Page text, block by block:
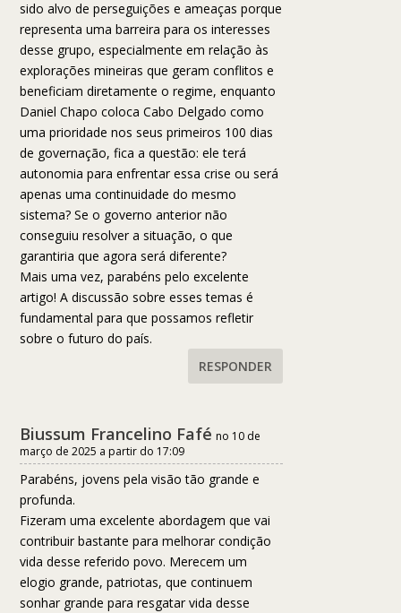
sido alvo de perseguições e ameaças porque
representa uma barreira para os interesses
desse grupo, especialmente em relação às
explorações mineiras que geram conflitos e
beneficiam diretamente o regime, enquanto
Daniel Chapo coloca Cabo Delgado como
uma prioridade nos seus primeiros 100 dias
de governação, fica a questão: ele terá
autonomia para enfrentar essa crise ou será
apenas uma continuidade do mesmo
sistema? Se o governo anterior não
conseguiu resolver a situação, o que
garantiria que agora será diferente?
Mais uma vez, parabéns pelo excelente
artigo! A discussão sobre esses temas é
fundamental para que possamos refletir
sobre o futuro do país.
RESPONDER
Biussum Francelino Fafé no 10 de
março de 2025 a partir do 17:09
Parabéns, jovens pela visão tão grande e
profunda.
Fizeram uma excelente abordagem que vai
contribuir bastante para melhorar condição
vida desse referido povo. Merecem um
elogio grande, patriotas, que continuem
sonhar grande para resgatar vida desse